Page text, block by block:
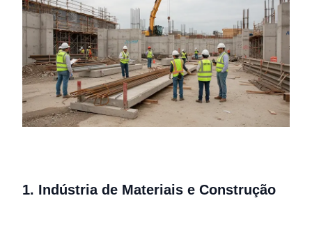
1. Indústria de Materiais e Construção